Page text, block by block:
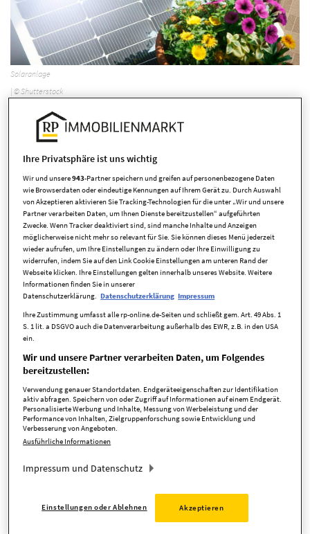
Solaranlage
| © Shutterstock
Energiekosten
Markus Peters- am 11.05.2022
Das Kraftwerkchen für den
Balkon
Sie wollen Ihre Stromkosten langfristig reduzieren? Das geht,
wenn man selbst zum Stromproduzenten wird. Kleine Anlagen
für Balkon und Hauswände lassen sich einfach an die
Steckdose hängen.
Solarstromanlagen für Balkone, die Gartenhütte, das Carport
und Haus- und Garagenwände bedienen. Solche kompakte
Photovoltaikanlagen mit Stecker für gewöhnliche Steckdosen
sind nicht nur für Hausbesitzer der erste Schritt zur eigenen
Stromproduktion, sondern auch für Mieter.
„Der Reiz dieser Geräte besteht darin, dass sie unkompliziert
von Laien einzurichten und zu betreiben sind“, sagt Martin
Brandis, Energieberater des Verbraucherzentrale
Bundesverbands. Dafür reichen in der Regel die mitgelieferten
Beschreibungen der Hersteller, die Unterstützung durch einen
Fachbetrieb ist meist nicht erforderlich.
Wie funktionieren die Anlagen?
Ihre Privatsphäre ist uns wichtig
Wir und unsere943-Partner speichern und greifen auf personenbezogene Daten
wie Browserdaten oder eindeutige Kennungen auf Ihrem Gerät zu. Durch Auswahl
von Akzeptieren aktivieren Sie Tracking-Technologien für die unter „Wir und unsere
Partner verarbeiten Daten, um Ihnen Dienste bereitzustellen“ aufgeführten
Zwecke. Wenn Tracker deaktiviert sind, sind manche Inhalte und Anzeigen
möglicherweise nicht mehr so relevant für Sie. Sie können dieses Menü jederzeit
wieder aufrufen, um Ihre Einstellungen zu ändern oder Ihre Einwilligung zu
widerrufen, indem Sie auf den Link Cookie Einstellungen am unteren Rand der
Webseite klicken. Ihre Einstellungen gelten innerhalb unseres Website. Weitere
Informationen finden Sie in unserer
Datenschutzerklärung. Datenschutzerklärung Impressum
Ihre Zustimmung umfasst alle rp-online.de-Seiten und schließt gem. Art. 49 Abs. 1
S. 1 lit. a DSGVO auch die Datenverarbeitung außerhalb des EWR, z.B. in den USA
ein.
Wir und unsere Partner verarbeiten Daten, um Folgendes
bereitzustellen:
Verwendung genauer Standortdaten. Endgeräteeigenschaften zur Identifikation
aktiv abfragen. Speichern von oder Zugriff auf Informationen auf einem Endgerät.
Personalisierte Werbung und Inhalte, Messung von Werbeleistung und der
Performance von Inhalten, Zielgruppenforschung sowie Entwicklung und
Verbesserung von Angeboten.
Ausführliche Informationen
Impressum und Datenschutz
Einstellungen oder Ablehnen Akzeptieren